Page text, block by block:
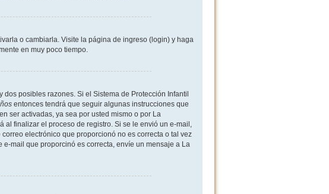
o cambiarla. Visite la página de ingreso (login) y haga
en muy poco tiempo.
posibles razones. Si el Sistema de Protección Infantil
entonces tendrá que seguir algunas instrucciones que
ser activadas, ya sea por usted mismo o por La
al finalizar el proceso de registro. Si se le envió un e-mail,
electrónico que proporcionó no es correcta o tal vez
mail que proporcinó es correcta, envíe un mensaje a La